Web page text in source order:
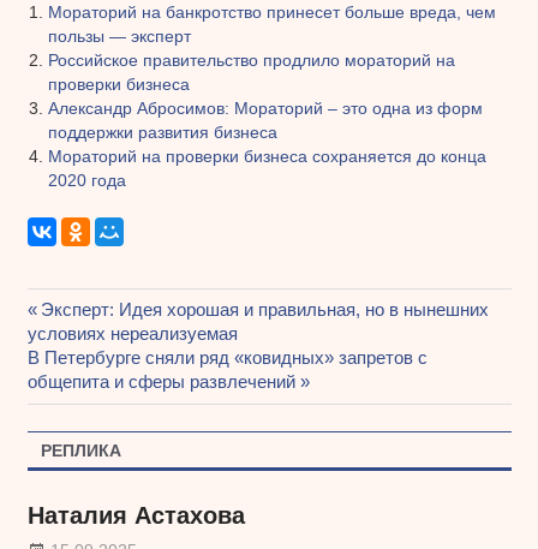
Мораторий на банкротство принесет больше вреда, чем
пользы — эксперт
Российское правительство продлило мораторий на
проверки бизнеса
Александр Абросимов: Мораторий – это одна из форм
поддержки развития бизнеса
Мораторий на проверки бизнеса сохраняется до конца
2020 года
Навигация
по
записям
Предыдущая
запись:
Эксперт: Идея хорошая и правильная, но в нынешних
условиях нереализуемая
Следующая
запись:
В Петербурге сняли ряд «ковидных» запретов с
общепита и сферы развлечений
РЕПЛИКА
Наталия Астахова